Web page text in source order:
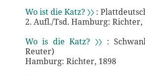
Wo ist die Katz? 〉〉:
2. Aufl./Tsd. Hamburg: Richter,
Wo is die Katz? 〉〉 :
Reuter)
Hamburg: Richter, 1898